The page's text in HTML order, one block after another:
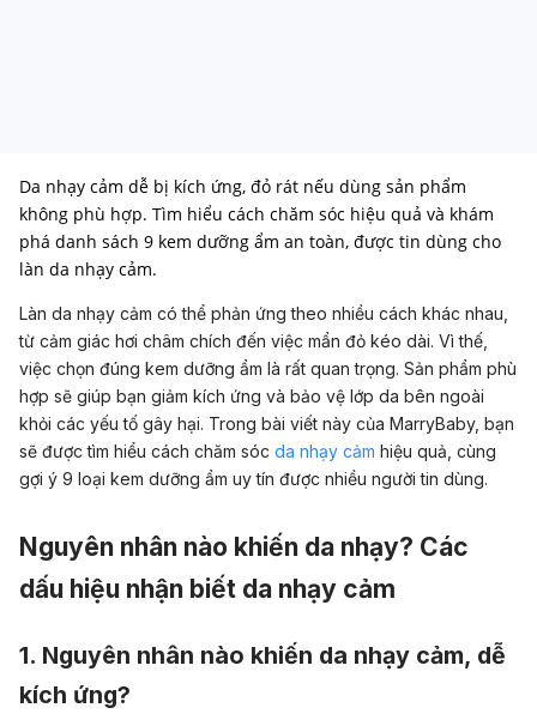
Da nhạy cảm dễ bị kích ứng, đỏ rát nếu dùng sản phẩm
không phù hợp. Tìm hiểu cách chăm sóc hiệu quả và khám
phá danh sách 9 kem dưỡng ẩm an toàn, được tin dùng cho
làn da nhạy cảm.
Làn da nhạy cảm có thể phản ứng theo nhiều cách khác nhau,
từ cảm giác hơi châm chích đến việc mẩn đỏ kéo dài. Vì thế,
việc chọn đúng kem dưỡng ẩm là rất quan trọng. Sản phẩm phù
hợp sẽ giúp bạn giảm kích ứng và bảo vệ lớp da bên ngoài
khỏi các yếu tố gây hại. Trong bài viết này của MarryBaby, bạn
sẽ được tìm hiểu cách chăm sóc da nhạy cảm hiệu quả, cùng
gợi ý 9 loại kem dưỡng ẩm uy tín được nhiều người tin dùng.
Nguyên nhân nào khiến da nhạy? Các
dấu hiệu nhận biết da nhạy cảm
1. Nguyên nhân nào khiến da nhạy cảm, dễ
kích ứng?